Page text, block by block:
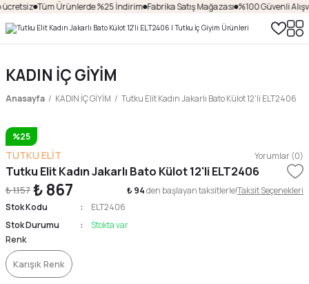
Tüm Ürünlerde %25 İndirim Fabrika Satış Mağazası %100 Güvenli
KADIN İÇ GİYİM
Anasayfa KADIN İÇ GİYİM Tutku Elit Kadın Jakarlı Bato Külot 12'li ELT2406
%25
TUTKU ELİT Yorumlar (0)
Tutku Elit Kadın Jakarlı Bato Külot 12'li ELT2406
₺ 1.157 ₺ 867 ₺ 94den başlayan taksitlerle!Taksit Seçenekleri
Stok Kodu
ELT2406
Stok Durumu
Stokta var
Renk
Karışık Renk